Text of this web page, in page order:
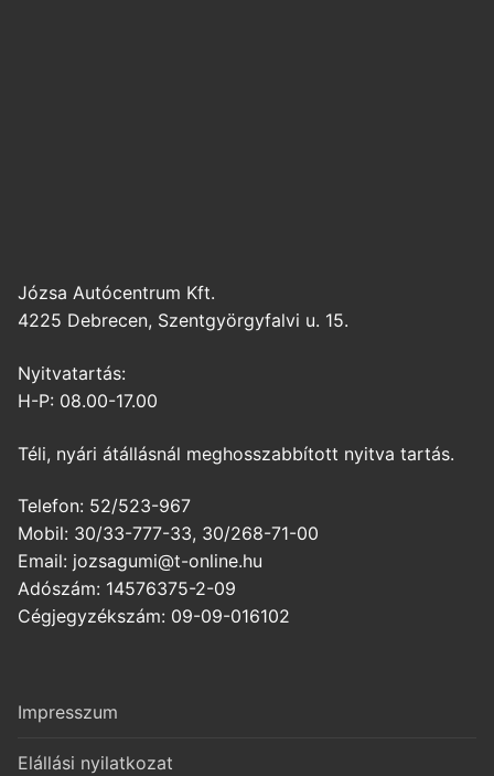
Józsa Autócentrum Kft.
4225 Debrecen, Szentgyörgyfalvi u. 15.
Nyitvatartás:
H-P: 08.00-17.00
Téli, nyári átállásnál meghosszabbított nyitva tartás.
Telefon: 52/523-967
Mobil: 30/33-777-33, 30/268-71-00
Email: jozsagumi@t-online.hu
Adószám: 14576375-2-09
Cégjegyzékszám: 09-09-016102
Impresszum
Elállási nyilatkozat